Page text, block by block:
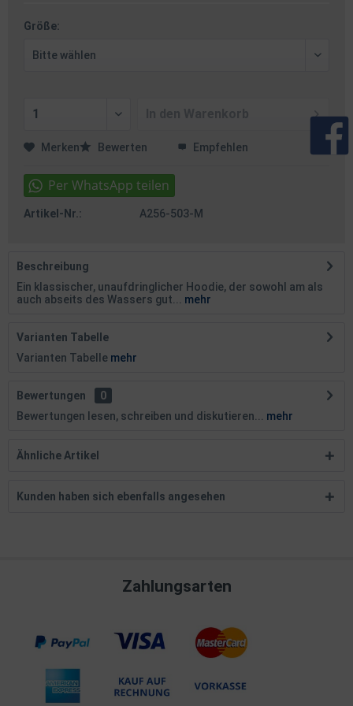
Größe:
Merken Bewerten Empfehlen
Artikel-Nr.: A256-503-M
Beschreibung
Ein klassischer, unaufdringlicher Hoodie, der sowohl am als
auch abseits des Wassers gut...
mehr
Varianten Tabelle
Varianten Tabelle mehr
Bewertungen
0
Bewertungen lesen, schreiben und diskutieren...
mehr
Ähnliche Artikel
Kunden haben sich ebenfalls angesehen
Zahlungsarten